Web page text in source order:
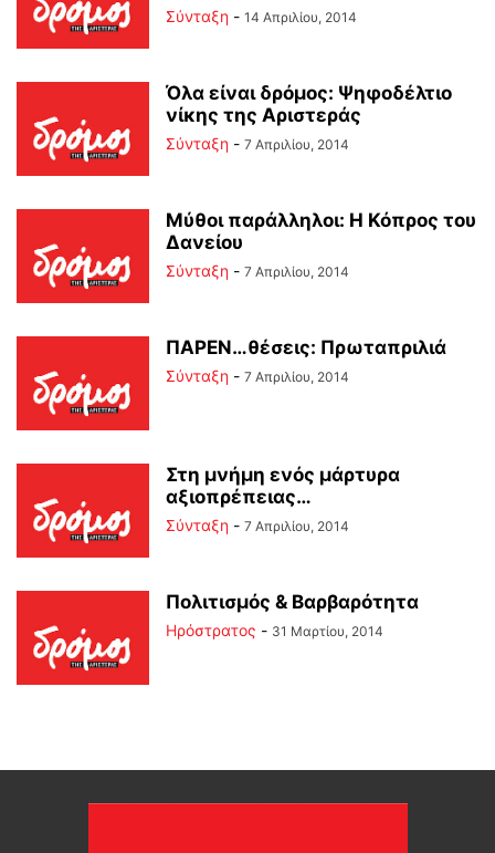
Σύνταξη - 14 Απριλίου, 2014
Όλα είναι δρόμος: Ψηφοδέλτιο
νίκης της Αριστεράς
Σύνταξη - 7 Απριλίου, 2014
Μύθοι παράλληλοι: Η Κόπρος του
Δανείου
Σύνταξη - 7 Απριλίου, 2014
ΠΑΡΕΝ…θέσεις: Πρωταπριλιά
Σύνταξη - 7 Απριλίου, 2014
Στη μνήμη ενός μάρτυρα
αξιοπρέπειας…
Σύνταξη - 7 Απριλίου, 2014
Πολιτισμός & Βαρβαρότητα
Ηρόστρατος - 31 Μαρτίου, 2014